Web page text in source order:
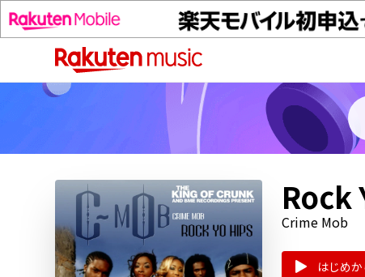
Rock
Crime Mob
はじめ